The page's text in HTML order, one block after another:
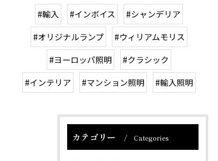
#輸入 #インボイス
#シャンデリア
#オリジナルランプ
#ウィリアムモリス
#ヨーロッパ照明
#クラシック
#インテリア
#マンション照明 #輸入照明
カテゴリー Categories